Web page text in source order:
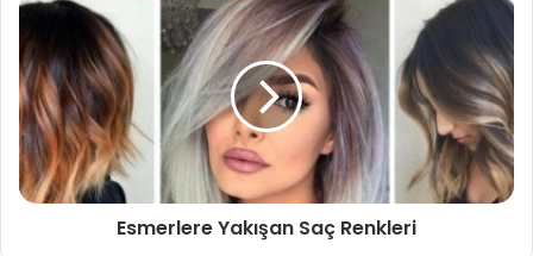
Esmerlere Yakışan Saç Renkleri